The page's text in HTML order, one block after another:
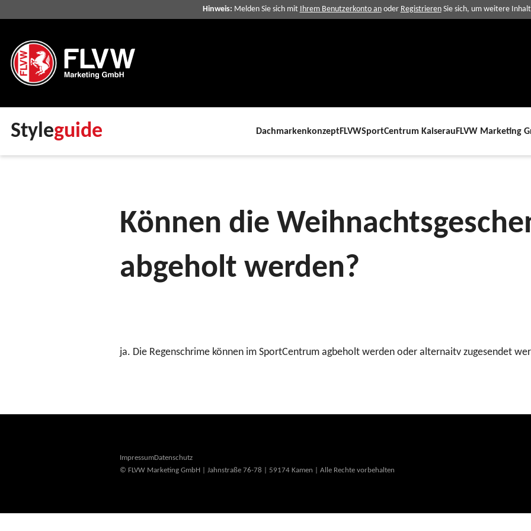
Hinweis: Melden Sie sich mit Ihrem Benutzerkonto anoder RegistrierenSie sich, um weitere
Styleguide DachmarkenkonzeptFLVWSportCentrum Kaiserau FLVW Marketing
Können die
abgeholt werden?
ja. Die Regenschrime können im SportCentrum agbeholt werden oder alternaitv zugesendet
ImpressumDatenschutz
© FLVW Marketing GmbH | Jahnstraße 76-78 | 59174 Kamen | Alle Rechte vorbehalten